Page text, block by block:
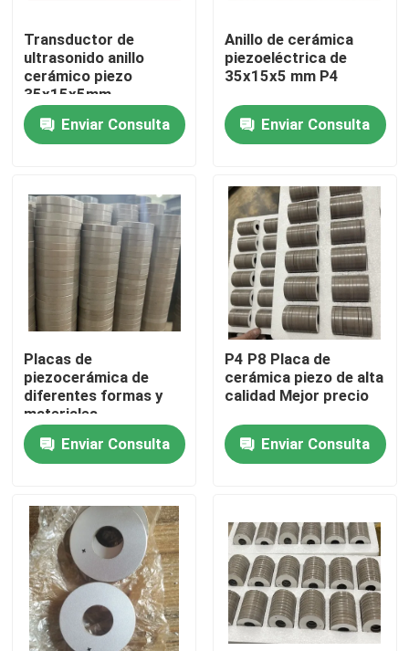
Hogar
Sobre nosotros
Viaje de la fábrica
Control de calidad
Éntrenos en contacto con
Pida una cita
transductor ultrasónico de limpieza
transductor ultrasónico de alta potencia
Transductor ultrasónico de la frecuencia multi
Transductor de
ultrasonido anillo
cerámico piezo
35x15x5mm
Enviar Consulta
Anillo de cerámica
piezoeléctrica de
35x15x5 mm P4
Enviar Consulta
Placas de
piezocerámica de
diferentes formas y
materiales
Enviar Consulta
P4 P8 Placa de
cerámica piezo de alta
calidad Mejor precio
Enviar Consulta